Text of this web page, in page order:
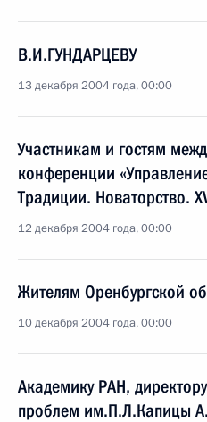
В.И.ГУНДАРЦЕВУ
13 декабря 2004 года, 00:00
Участникам и гостям
конференции
Традиции. Новаторство.
12 декабря 2004 года, 00:00
Жителям Оренбургской
10 декабря 2004 года, 00:00
Академику РАН,
проблем им.П.Л.Капицы